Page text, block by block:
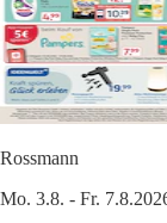
Rossmann
Mo. 3.8. - Fr.